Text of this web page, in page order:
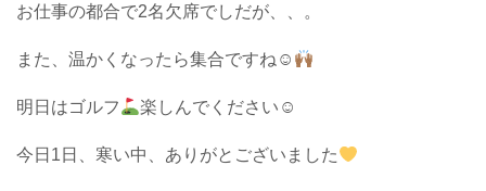
お仕事の都合で2名欠席でしだが、、。
また、温かくなったら集合ですね☺︎
明日はゴルフ 楽しんでください☺︎
今日1日、寒い中、ありがとございました